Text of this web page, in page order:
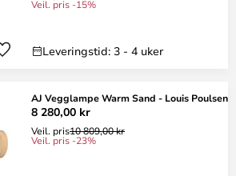
Veil. pris -15%
Leveringstid: 3 - 4 uker
AJ Vegglampe Warm Sand - Louis Poulsen
8 280,00 kr
Veil. pris10 809,00 kr
Veil. pris -23%